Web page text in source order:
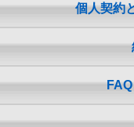
個人契約